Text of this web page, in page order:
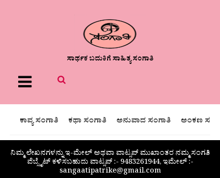
ಸಾರ್ಥಕ ಬದುಕಿಗೆ ಸಾಹಿತ್ಯ ಸಂಗಾತಿ
Menu
ಕಾವ್ಯ ಸಂಗಾತಿ ಕಥಾ ಸಂಗಾತಿ ಅನುವಾದ ಸಂಗಾತಿ ಅಂಕಣ
ನಿಮ್ಮ ಲೇಖನಗಳನ್ನು ಇ-ಮೇಲ್ ಅಥವಾ ವಾಟ್ಸಪ್ ಮುಖಾಂತರ ನಮ್ಮ ಸಂಗತಿ
ವೆಬ್ಸೈಟ್ ಕಳಿಸಬಹುದು ವಾಟ್ಸಪ್‌ :- 9483261944, ಇಮೇಲ್ :-
sangaatipatrike@gmail.com